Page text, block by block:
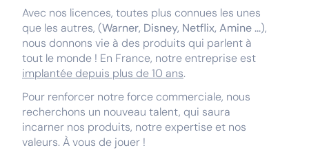
Avec nos licences, toutes plus connues les unes
que les autres, (Warner, Disney, Netflix, Amine ...),
nous donnons vie à des produits qui parlent à
tout le monde ! En France, notre entreprise est
implantée depuis plus de 10 ans.
Pour renforcer notre force commerciale, nous
recherchons un nouveau talent, qui saura
incarner nos produits, notre expertise et nos
valeurs. À vous de jouer !